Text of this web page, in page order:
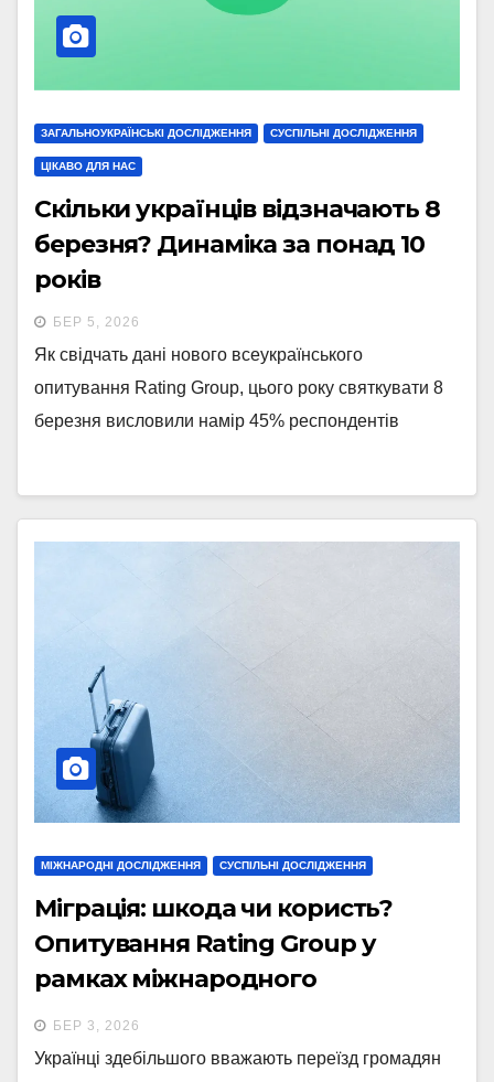
ЗАГАЛЬНОУКРАЇНСЬКІ ДОСЛІДЖЕННЯ СУСПІЛЬНІ ДОСЛІДЖЕННЯ
ЦІКАВО ДЛЯ НАС
Скільки українців відзначають 8
березня? Динаміка за понад 10
років
БЕР 5, 2026
Як свідчать дані нового всеукраїнського
опитування Rating Group, цього року святкувати 8
березня висловили намір 45% респондентів
МІЖНАРОДНІ ДОСЛІДЖЕННЯ СУСПІЛЬНІ ДОСЛІДЖЕННЯ
Міграція: шкода чи користь?
Опитування Rating Group у
рамках міжнародного
дослідження “End of Year” від
Gallup International. Випуск 3
БЕР 3, 2026
Українці здебільшого вважають переїзд громадян